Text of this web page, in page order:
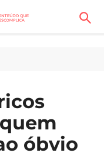
óbvio